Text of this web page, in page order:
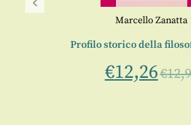
Marcello Zanatta
Profilo storico della
€12,26€